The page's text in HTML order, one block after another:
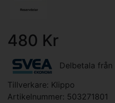
480 Kr
Delbetala från
Tillverkare: Klippo
Artikelnummer: 503271801